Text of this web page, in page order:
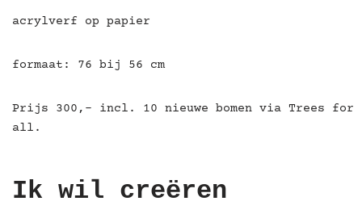
acrylverf op papier
formaat: 76 bij 56 cm
Prijs 300,- incl. 10 nieuwe bomen via Trees for
all.
Ik wil creëren